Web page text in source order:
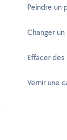
Peindre un
Changer
Effacer des
Vernir une